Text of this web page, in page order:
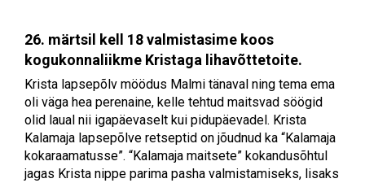
26. märtsil kell 18 valmistasime koos
kogukonnaliikme Kristaga lihavõttetoite.
Krista lapsepõlv möödus Malmi tänaval ning tema ema
oli väga hea perenaine, kelle tehtud maitsvad söögid
olid laual nii igapäevaselt kui pidupäevadel. Krista
Kalamaja lapsepõlve retseptid on jõudnud ka “Kalamaja
kokaraamatusse”. “Kalamaja maitsete” kokandusõhtul
jagas Krista nippe parima pasha valmistamiseks, lisaks